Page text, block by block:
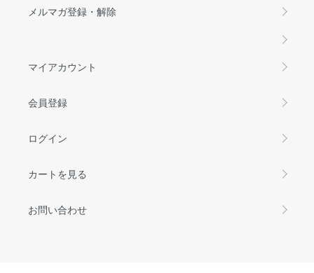
メルマガ登録・解除
マイアカウント
会員登録
ログイン
カートを見る
お問い合わせ